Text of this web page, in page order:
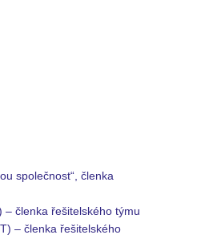
společnost“, členka
– členka řešitelského týmu
– členka řešitelského